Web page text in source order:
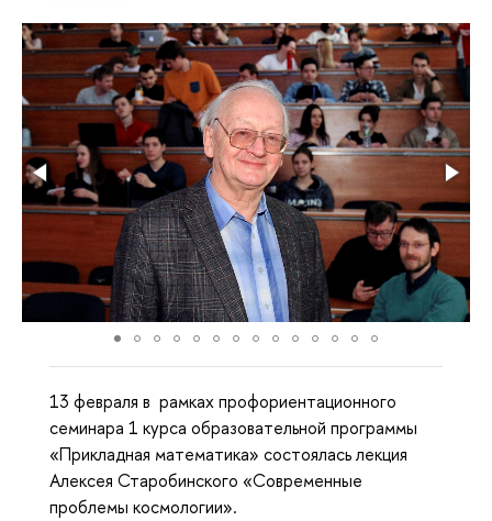
13 февраля в рамках профориентационного
семинара 1 курса образовательной программы
«Прикладная математика» состоялась лекция
Алексея Старобинского «Современные
проблемы космологии».